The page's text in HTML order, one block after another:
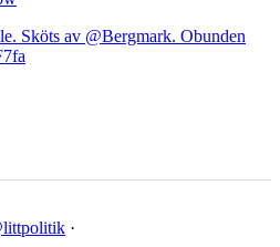
Sköts av @Bergmark. Obunden
·